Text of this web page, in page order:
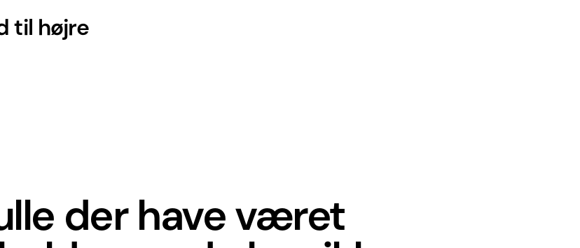
til højre
der have været